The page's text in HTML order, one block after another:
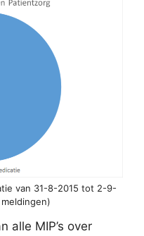
van 31-8-2015 tot 2-9-
alle MIP’s over